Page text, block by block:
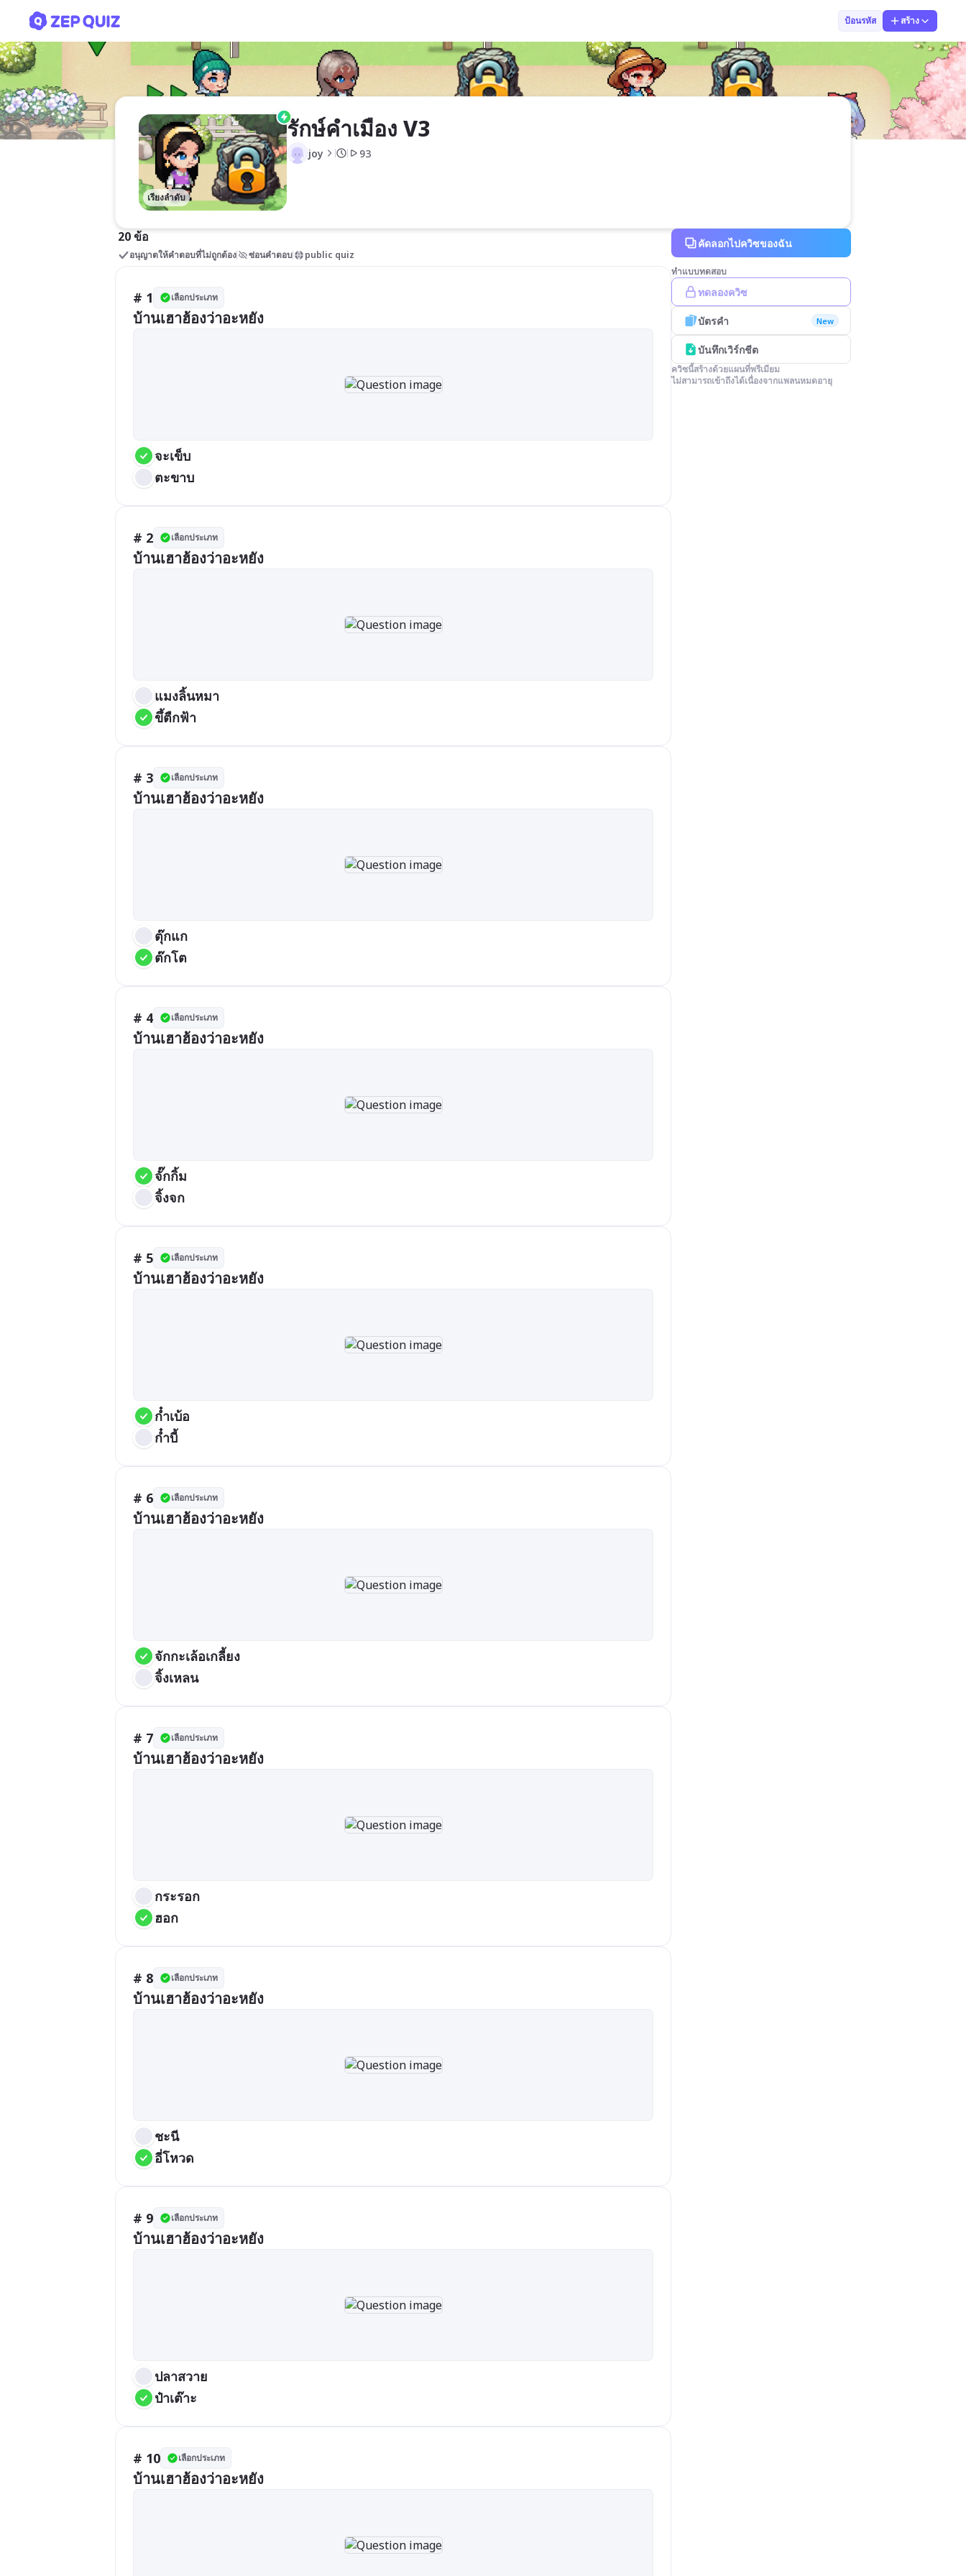
ป้อนรหัส สร้าง
เรียงลำดับ
รักษ์คำเมือง V3
joy 93
20 ข้อ
อนุญาตให้คำตอบที่ไม่ถูกต้อง ซ่อนคำตอบ public quiz
# 1 เลือกประเภท
บ้านเฮาฮ้องว่าอะหยัง
จะเข็บ
ตะขาบ
# 2 เลือกประเภท
บ้านเฮาฮ้องว่าอะหยัง
แมงลิ้นหมา
ขึ้ตืกฟ้า
# 3 เลือกประเภท
บ้านเฮาฮ้องว่าอะหยัง
ตุ๊กแก
ต๊กโต
# 4 เลือกประเภท
บ้านเฮาฮ้องว่าอะหยัง
จั๊กกิ้ม
จิ้งจก
# 5 เลือกประเภท
บ้านเฮาฮ้องว่าอะหยัง
ก๋ำเบ้อ
ก๋ำบี้
# 6 เลือกประเภท
บ้านเฮาฮ้องว่าอะหยัง
จักกะเล้อเกลี้ยง
จิ้งเหลน
# 7 เลือกประเภท
บ้านเฮาฮ้องว่าอะหยัง
กระรอก
ฮอก
# 8 เลือกประเภท
บ้านเฮาฮ้องว่าอะหยัง
ชะนี
อี่โหวด
# 9 เลือกประเภท
บ้านเฮาฮ้องว่าอะหยัง
ปลาสวาย
ป๋าเต๊าะ
# 10 เลือกประเภท
บ้านเฮาฮ้องว่าอะหยัง
คัดลอกไปควิซของฉัน
ทำแบบทดสอบ
ทดลองควิซ
บัตรคำ New
บันทึกเวิร์กชีต
ควิซนี้สร้างด้วยแผนที่พรีเมียม
ไม่สามารถเข้าถึงได้เนื่องจากแพลนหมดอายุ